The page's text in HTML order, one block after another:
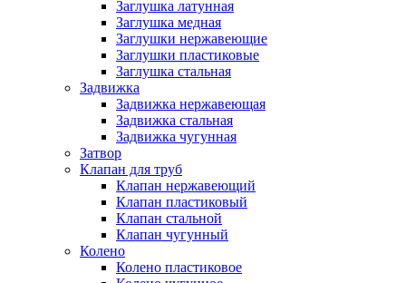
Заглушка латунная
Заглушка медная
Заглушки нержавеющие
Заглушки пластиковые
Заглушка стальная
Задвижка
Задвижка нержавеющая
Задвижка стальная
Задвижка чугунная
Затвор
Клапан для труб
Клапан нержавеющий
Клапан пластиковый
Клапан стальной
Клапан чугунный
Колено
Колено пластиковое